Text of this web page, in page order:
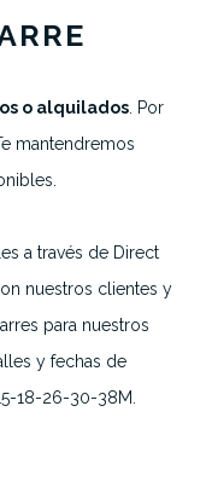
o alquilados. Por
mantendremos
a través de Direct
nuestros clientes y
para nuestros
y fechas de
18-26-30-38M.
2026 ©